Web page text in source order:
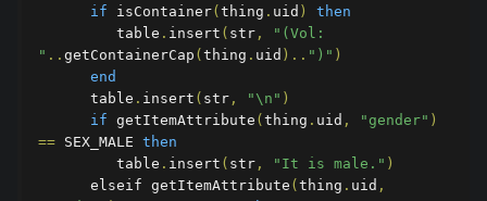
if isContainer( thing . uid )
then
         table
. insert ( str ,
"(Vol:
" .. getContainerCap ( thing . uid ).. ")" )
end
      table
. insert ( str , "\n" )
if getItemAttribute ( thing . uid , "gender" )
== SEX_MALE then
         table
. insert ( str , "It is male." )
      elseif getItemAttribute
( thing . uid ,